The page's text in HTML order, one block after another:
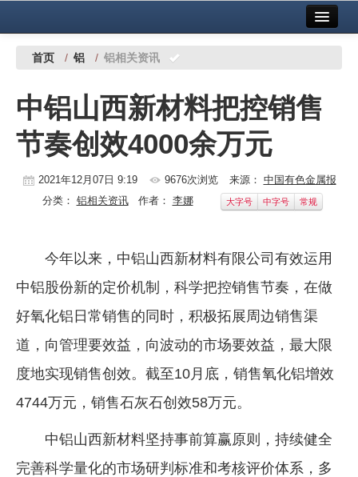
中国有色金属报社主办 广告服务
铜镍铅锌
铝
稀有稀土
镁钛
地矿 建设
党建工作
企业文化
《资源再生》杂志
行情报价
首页 / 铝 / 铝相关资讯
中铝山西新材料把控销售
节奏创效4000余万元
2021年12月07日 9:19 9676次浏览 来源： 中国有色金属报
分类： 铝相关资讯作者： 李娜 大字号 中字号 常规
今年以来，中铝山西新材料有限公司有效运用
中铝股份新的定价机制，科学把控销售节奏，在做
好氧化铝日常销售的同时，积极拓展周边销售渠
道，向管理要效益，向波动的市场要效益，最大限
度地实现销售创效。截至10月底，销售氧化铝增效
4744万元，销售石灰石创效58万元。
中铝山西新材料坚持事前算赢原则，持续健全
完善科学量化的市场研判标准和考核评价体系，多